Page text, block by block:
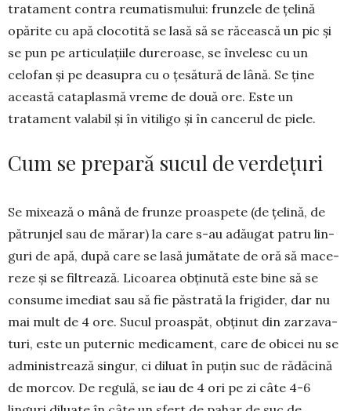
tratament contra reumatismului: frun­zele de țelină
opărite cu apă clo­cotită se lasă să se răcească un pic și
se pun pe articulațiile dureroase, se învelesc cu un
celofan și pe deasupra cu o țesătură de lână. Se ține
această cataplasmă vreme de două ore. Este un
tratament valabil și în vitiligo și în cancerul de piele.
Cum se prepară sucul de verdețuri
Se mixează o mână de frunze proaspete (de țelină, de
pătrunjel sau de mărar) la care s-au adăugat patru lin­
guri de apă, după care se lasă jumătate de oră să ma­ce­
reze și se filtrează. Licoarea obținută este bine să se
con­sume imediat sau să fie păstrată la frigider, dar nu
mai mult de 4 ore. Sucul proaspăt, obținut din zarzava­
turi, este un puternic medicament, care de obicei nu se
ad­mi­nistrează singur, ci diluat în puțin suc de rădăcină
de mor­cov. De regulă, se iau de 4 ori pe zi câte 4-6